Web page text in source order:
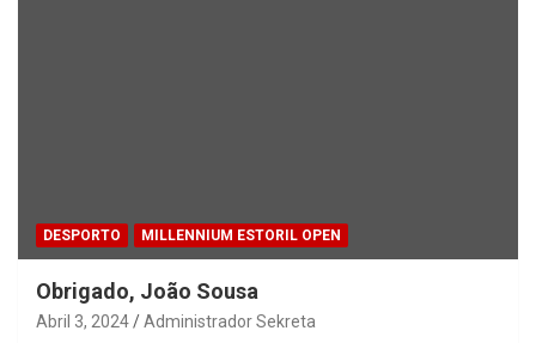
DESPORTO MILLENNIUM ESTORIL OPEN
Obrigado, João Sousa
Abril 3, 2024 Administrador Sekreta